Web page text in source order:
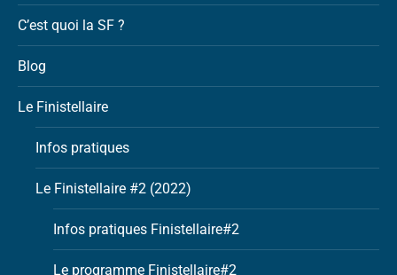
C’est quoi la SF ?
Blog
Le Finistellaire
Infos pratiques
Le Finistellaire #2 (2022)
Infos pratiques Finistellaire#2
Le programme Finistellaire#2